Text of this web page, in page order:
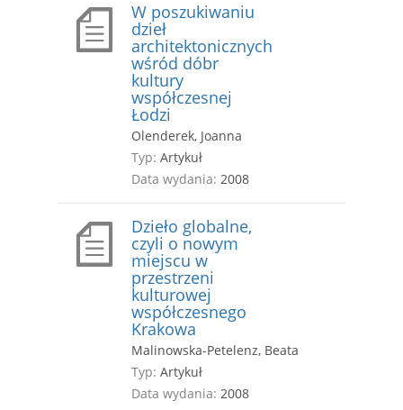
W poszukiwaniu
dzieł
architektonicznych
wśród dóbr
kultury
współczesnej
Łodzi
Olenderek, Joanna
Typ: Artykuł
Data wydania: 2008
Dzieło globalne,
czyli o nowym
miejscu w
przestrzeni
kulturowej
współczesnego
Krakowa
Malinowska-Petelenz, Beata
Typ: Artykuł
Data wydania: 2008